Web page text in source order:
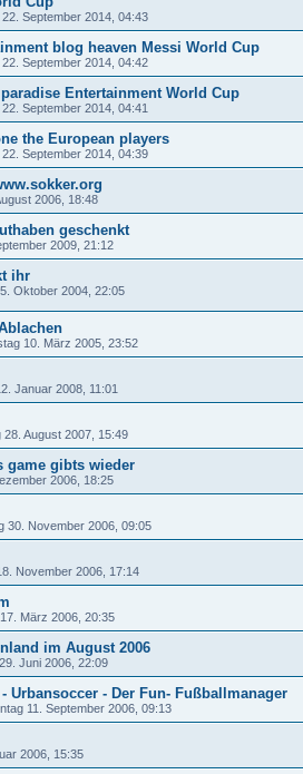
22. September 2014, 04:43
blog heaven Messi World Cup
22. September 2014, 04:42
Entertainment World Cup
September 2014, 04:41
the European players
22. September 2014, 04:39
2006, 18:48
geschenkt
2009, 21:12
ihr
Oktober 2004, 22:05
10. März 2005, 23:52
Januar 2008, 11:01
28. August 2007, 15:49
game gibts wieder
2006, 18:25
30. November 2006, 09:05
November 2006, 17:14
März 2006, 20:35
im August 2006
Juni 2006, 22:09
Urbansoccer - Der Fun- Fußballmanager
11. September 2006, 09:13
2006, 15:35